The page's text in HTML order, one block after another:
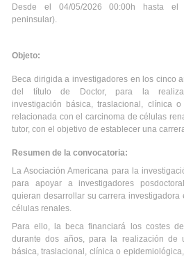
Desde el 04/05/2026 00:00h hasta el
peninsular).
Objeto:
Beca dirigida a investigadores en los cinco
del título de Doctor, para la
investigación básica, traslacional, clínica
relacionada con el carcinoma de células
tutor, con el objetivo de establecer una
Resumen de la convocatoria:
La Asociación Americana para la
para apoyar a investigadores
quieran desarrollar su carrera
células renales.
Para ello, la beca financiará los costes
durante dos años, para la realización de
básica, traslacional, clínica o